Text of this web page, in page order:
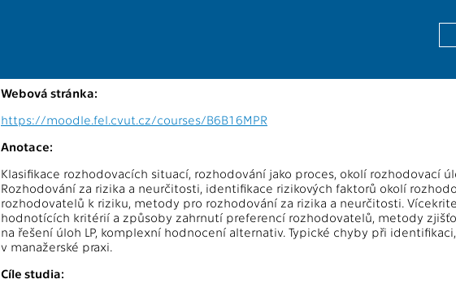
Webová stránka:
https://moodle.fel.cvut.cz/courses/B6B16MPR
Anotace:
Klasifikace rozhodovacích situací, rozhodování jako proces, okolí rozhodovací
Rozhodování za rizika a neurčitosti, identifikace rizikových faktorů okolí
rozhodovatelů k riziku, metody pro rozhodování za rizika a neurčitosti.
hodnotících kritérií a způsoby zahrnutí preferencí rozhodovatelů, metody
na řešení úloh LP, komplexní hodnocení alternativ. Typické chyby při
v manažerské praxi.
Cíle studia: